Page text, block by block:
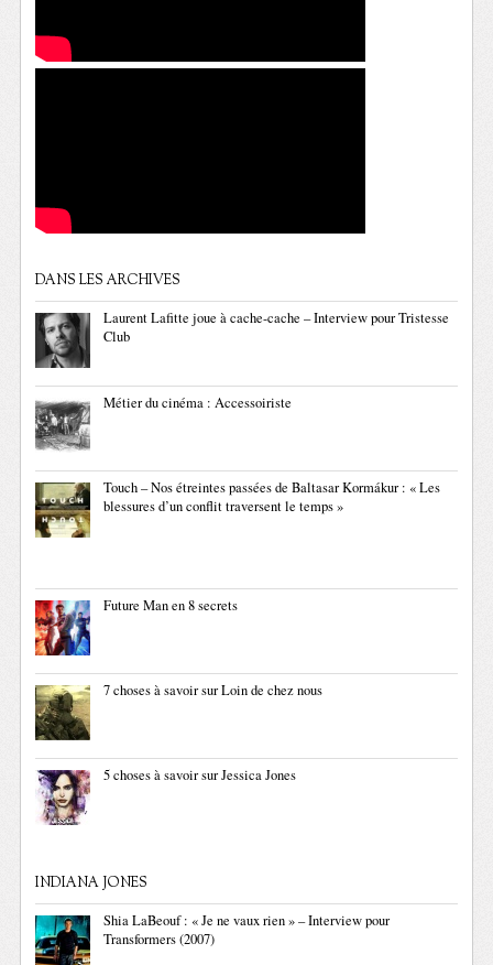
DANS LES ARCHIVES
Laurent Lafitte joue à cache-cache – Interview pour Tristesse
Club
Métier du cinéma : Accessoiriste
Touch – Nos étreintes passées de Baltasar Kormákur : « Les
blessures d’un conflit traversent le temps »
Future Man en 8 secrets
7 choses à savoir sur Loin de chez nous
5 choses à savoir sur Jessica Jones
INDIANA JONES
Shia LaBeouf : « Je ne vaux rien » – Interview pour
Transformers (2007)